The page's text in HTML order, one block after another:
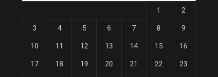
1 2
3 4 5 6 7 8 9
10 11 12 13 14 15 16
17 18 19 20 21 22 23